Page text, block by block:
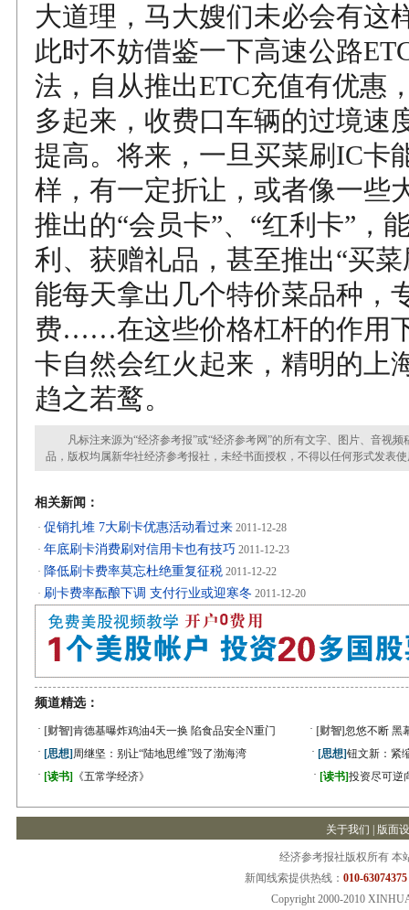
大道理，马大嫂们未必会有这
此时不妨借鉴一下高速公路
法，自从推出ETC充值有优惠
多起来，收费口车辆的过境速
提高。将来，一旦买菜刷IC卡
样，有一定折让，或者像一些
推出的“会员卡”、“红利卡”，
利、获赠礼品，甚至推出“买
能每天拿出几个特价菜品种，
费……在这些价格杠杆的作用
卡自然会红火起来，精明的上
趋之若鹜。
凡标注来源为“经济参考报”或“经济参考网”的所有文字、图片、音视频
品，版权均属新华社经济参考报社，未经书面授权，不得以任何形式发表
相关新闻：
· 促销扎堆 7大刷卡优惠活动看过来 2011-12-28
· 年底刷卡消费刷对信用卡也有技巧 2011-12-23
· 降低刷卡费率莫忘杜绝重复征税 2011-12-22
· 刷卡费率酝酿下调 支付行业或迎寒冬 2011-12-20
频道精选：
· [财智]肯德基曝炸鸡油4天一换 陷食品安全N重门 · [财智]忽悠不断 黑
· [思想] 周继坚：别让“陆地思维”毁了渤海湾 · [思想]钮文新：紧
· [读书] 《五常学经济》 · [读书]投资尽可逆
关于我们 版面
经济参考报社版权所有 本
新闻线索提供热线： 010-
Copyright 2000-2010